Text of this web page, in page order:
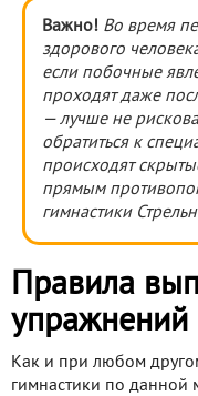
Важно! Во время
здорового
если побочные
проходят даже
— лучше не
обратиться к
происходят
прямым
гимнастики
Правила
упражнений
Как и при любом
гимнастики по данной